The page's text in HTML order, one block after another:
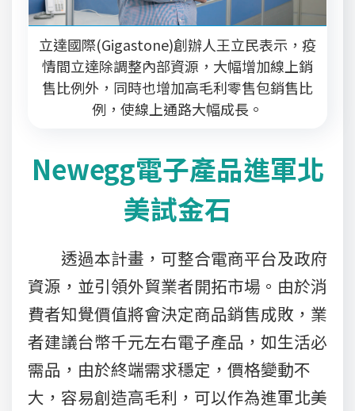
立達國際(Gigastone)創辦人王立民表示，疫
情間立達除調整內部資源，大幅增加線上銷
售比例外，同時也增加高毛利零售包銷售比
例，使線上通路大幅成長。
Newegg電子產品進軍北
美試金石
透過本計畫，可整合電商平台及政府
資源，並引領外貿業者開拓市場。由於消
費者知覺價值將會決定商品銷售成敗，業
者建議台幣千元左右電子產品，如生活必
需品，由於終端需求穩定，價格變動不
大，容易創造高毛利，可以作為進軍北美